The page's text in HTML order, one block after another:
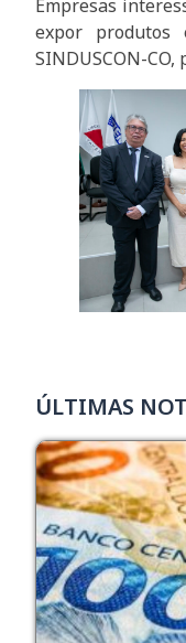
Empresas
expor produtos
SINDUSCON-
ÚLTIMAS